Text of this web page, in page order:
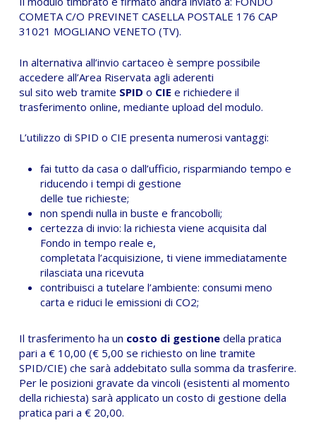
COMETA C/O PREVINET CASELLA POSTALE 176 CAP
31021 MOGLIANO VENETO (TV).
In alternativa all’invio cartaceo è sempre possibile
accedere all’Area Riservata agli aderenti
sul sito web tramite SPID o CIE e richiedere il
trasferimento online, mediante upload del modulo.
L’utilizzo di SPID o CIE presenta numerosi vantaggi:
fai tutto da casa o dall’ufficio, risparmiando tempo e
riducendo i tempi di gestione
delle tue richieste;
non spendi nulla in buste e francobolli;
certezza di invio: la richiesta viene acquisita dal
Fondo in tempo reale e,
completata l’acquisizione, ti viene immediatamente
rilasciata una ricevuta
contribuisci a tutelare l’ambiente: consumi meno
carta e riduci le emissioni di CO2;
Il trasferimento ha un costo di gestionedella pratica
pari a € 10,00 (€ 5,00 se richiesto on line tramite
SPID/CIE) che sarà addebitato sulla somma da trasferire.
Per le posizioni gravate da vincoli (esistenti al momento
della richiesta) sarà applicato un costo di gestione della
pratica pari a € 20,00.